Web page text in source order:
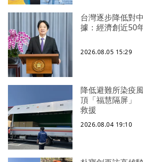
台灣逐步降低對
據：經濟創近50
2026.08.05 15:29
降低避難所染疫
頂「福慧隔屏」
救援
2026.08.04 19:10